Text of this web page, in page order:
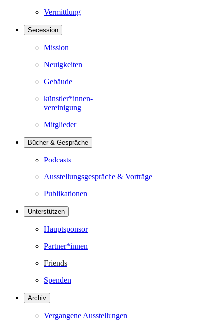
Vermittlung
Secession
Mission
Neuigkeiten
Gebäude
künstler*innen-
vereinigung
Mitglieder
Bücher & Gespräche
Podcasts
Ausstellungsgespräche & Vorträge
Publikationen
Unterstützen
Hauptsponsor
Partner*innen
Friends
Spenden
Archiv
Vergangene Ausstellungen